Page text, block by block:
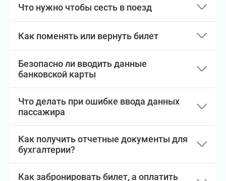
Что нужно чтобы сесть в поезд
Как поменять или вернуть билет
Безопасно ли вводить данные
банковской карты
Что делать при ошибке ввода данных
пассажира
Как получить отчетные документы для
бухгалтерии?
Как забронировать билет, а оплатить